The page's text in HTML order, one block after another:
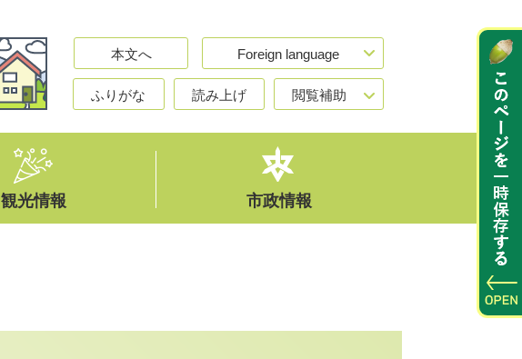
本文へ Foreign language
ふりがな 読み上げ 閲覧補助
観光情報 市政情報